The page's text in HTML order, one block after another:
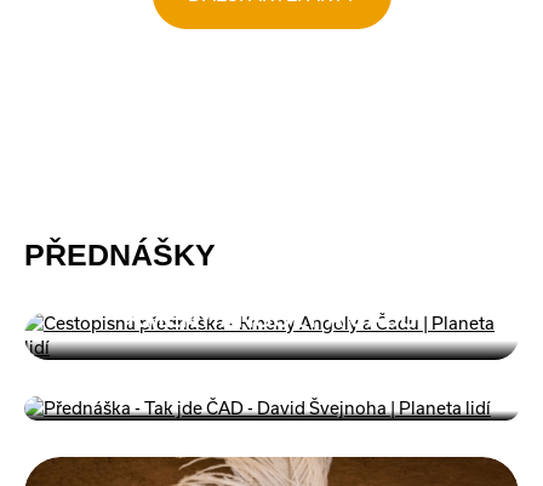
PŘEDNÁŠKY
KMENY ANGOLY A ČADU